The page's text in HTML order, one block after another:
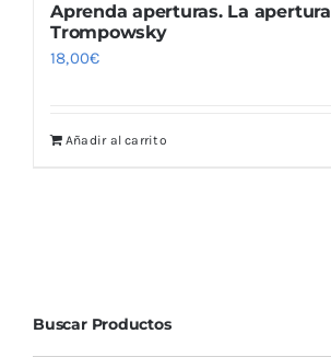
Aprenda aperturas. La apertura
Trompowsky
18,00€
Añadir al carrito
Buscar Productos